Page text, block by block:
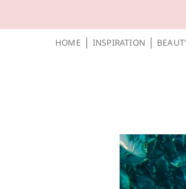
HOME INSPIRATION